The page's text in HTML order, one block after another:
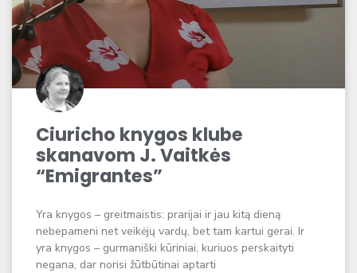
Ciuricho knygos klube
skanavom J. Vaitkės
“Emigrantes”
Yra knygos – greitmaistis: prarijai ir jau kitą dieną
nebepameni net veikėjų vardų, bet tam kartui gerai. Ir
yra knygos – gurmaniški kūriniai, kuriuos perskaityti
negana, dar norisi žūtbūtinai aptarti